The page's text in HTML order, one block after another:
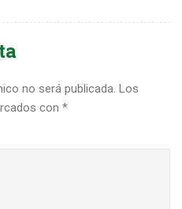
no será publicada. Los
con *